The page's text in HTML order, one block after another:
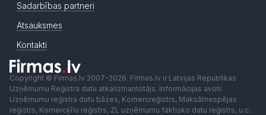
Sadarbības partneri
Atsauksmes
Kontakti
Copyright © Firmas.lv 2007-2026. Firmas.lv ir Latvijas Republikas
Uzņēmumu Reģistra datu atkalizmantotājs. Informācijas avoti:
Uzņēmumu reģistra datu bāzes, Komercreģistrs, Maksātnespējas
reģistrs, Komercķīlu reģistrs, ZL uzņēmumu faktisko datu reģistrs, u.c..